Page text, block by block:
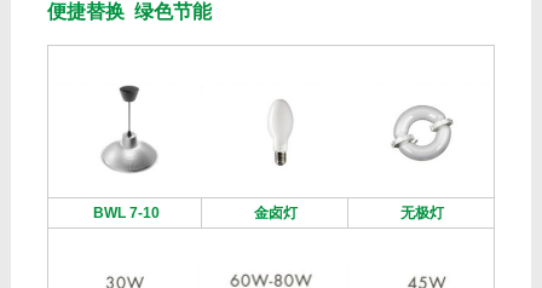
便捷替换 绿色节能
BWL 7-10 金卤灯 无极灯